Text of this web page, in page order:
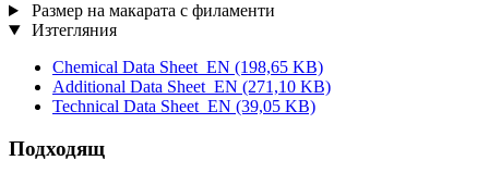
Размер на макарата с филаменти
Изтегляния
Chemical Data Sheet_EN (198,65 KB)
Additional Data Sheet_EN (271,10 KB)
Technical Data Sheet_EN (39,05 KB)
Подходящ